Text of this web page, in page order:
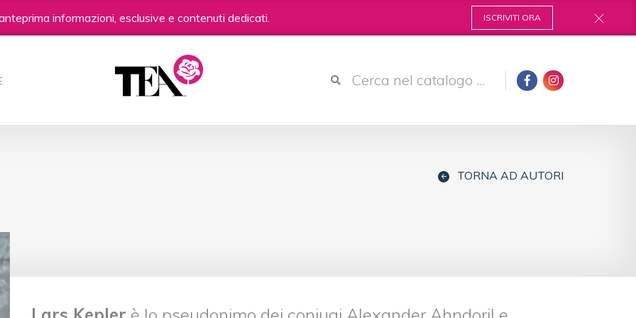
informazioni, esclusive e contenuti dedicati. ISCRIVITI ORA
TORNA AD AUTORI